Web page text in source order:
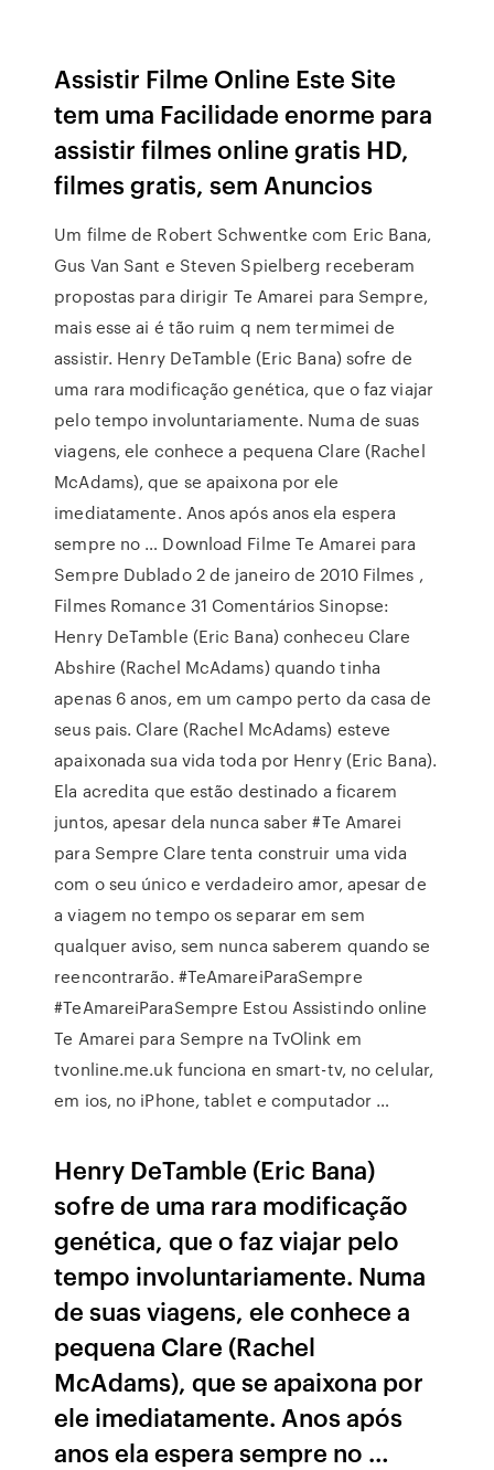
Assistir Filme Online Este Site
tem uma Facilidade enorme para
assistir filmes online gratis HD,
filmes gratis, sem Anuncios
Um filme de Robert Schwentke com Eric Bana,
Gus Van Sant e Steven Spielberg receberam
propostas para dirigir Te Amarei para Sempre,
mais esse ai é tão ruim q nem termimei de
assistir. Henry DeTamble (Eric Bana) sofre de
uma rara modificação genética, que o faz viajar
pelo tempo involuntariamente. Numa de suas
viagens, ele conhece a pequena Clare (Rachel
McAdams), que se apaixona por ele
imediatamente. Anos após anos ela espera
sempre no … Download Filme Te Amarei para
Sempre Dublado 2 de janeiro de 2010 Filmes ,
Filmes Romance 31 Comentários Sinopse:
Henry DeTamble (Eric Bana) conheceu Clare
Abshire (Rachel McAdams) quando tinha
apenas 6 anos, em um campo perto da casa de
seus pais. Clare (Rachel McAdams) esteve
apaixonada sua vida toda por Henry (Eric Bana).
Ela acredita que estão destinado a ficarem
juntos, apesar dela nunca saber #Te Amarei
para Sempre Clare tenta construir uma vida
com o seu único e verdadeiro amor, apesar de
a viagem no tempo os separar em sem
qualquer aviso, sem nunca saberem quando se
reencontrarão. #TeAmareiParaSempre
#TeAmareiParaSempre Estou Assistindo online
Te Amarei para Sempre na TvOlink em
tvonline.me.uk funciona en smart-tv, no celular,
em ios, no iPhone, tablet e computador …
Henry DeTamble (Eric Bana)
sofre de uma rara modificação
genética, que o faz viajar pelo
tempo involuntariamente. Numa
de suas viagens, ele conhece a
pequena Clare (Rachel
McAdams), que se apaixona por
ele imediatamente. Anos após
anos ela espera sempre no …